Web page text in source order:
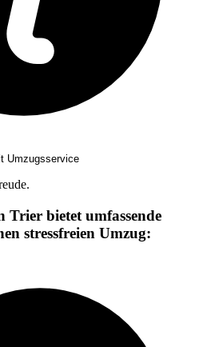
Umzugsservice
Trier bietet umfassende
stressfreien Umzug: